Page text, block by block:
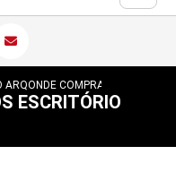
ARQUIVO PARA ESCRITORIO
ONDE COMPRAR ARQUIVOS
ESCRITÓRIO